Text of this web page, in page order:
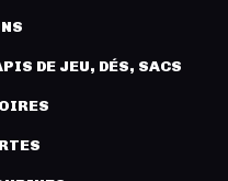
DE JEU, DÉS, SACS